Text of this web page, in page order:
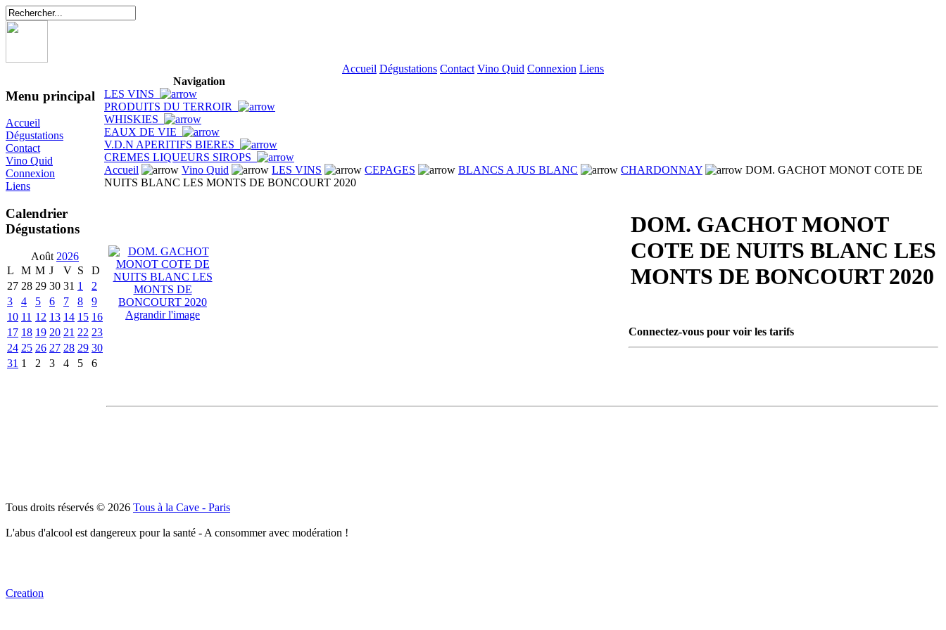
Accueil Dégustations Contact Vino Quid Connexion Liens
Menu principal
Accueil
Dégustations
Contact
Vino Quid
Connexion
Liens
Calendrier
Dégustations
Août 2026
L
M M J V S
D
27 28 29 30 31 1
2
3
4 5 6 7 8
9
10 11 12 13 14 15 16
17 18 19 20 21 22 23
24 25 26 27 28 29 30
31 1 2 3 4 5 6
Navigation
LES VINS
PRODUITS DU TERROIR
WHISKIES
EAUX DE VIE
V.D.N APERITIFS BIERES
CREMES LIQUEURS SIROPS
Accueil
Vino Quid LES VINS CEPAGES BLANCS A JUS BLANC CHARDONNAY
DOM. GACHOT MONOT COTE DE
NUITS BLANC LES MONTS DE BONCOURT 2020
Agrandir l'image
DOM. GACHOT MONOT
COTE DE NUITS BLANC LES
MONTS DE BONCOURT 2020
Connectez-vous pour voir les tarifs
Tous droits réservés © 2026 Tous à la Cave - Paris
L'abus d'alcool est dangereux pour la santé - A consommer avec modération !
Creation